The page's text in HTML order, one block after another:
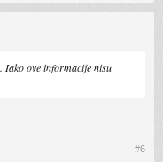
Iako ove informacije nisu
#6